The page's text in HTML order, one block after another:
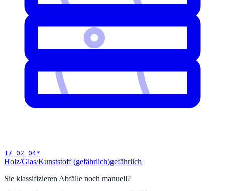
17 02 04*
Holz/Glas/Kunststoff (gefährlich)gefährlich
Sie klassifizieren Abfälle noch manuell?